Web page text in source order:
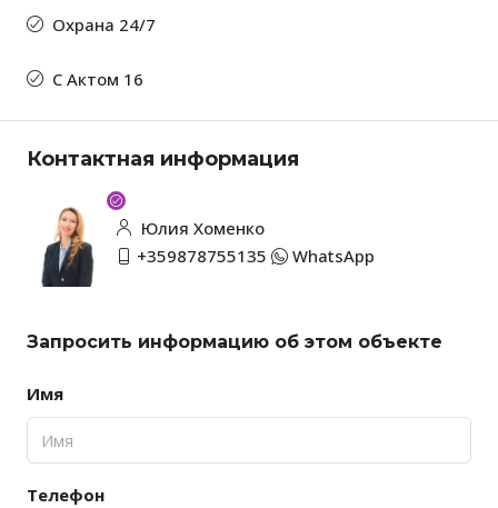
Охрана 24/7
С Актом 16
Контактная информация
Юлия Хоменко
+359878755135
WhatsApp
Запросить информацию об этом объекте
Имя
Телефон